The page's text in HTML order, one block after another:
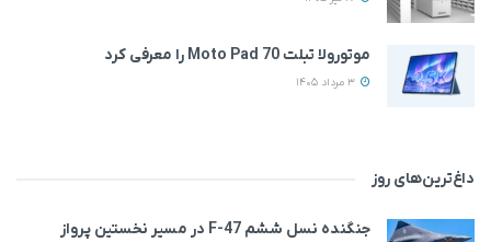
موتورولا تبلت Moto Pad 70 را معرفی کرد
داغ‌ترین‌های روز
جنگنده نسل ششم F-47 در مسیر نخستین پرواز